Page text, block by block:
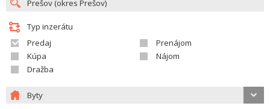
Typ inzerátu
Predaj
Prenájom
Kúpa
Nájom
Dražba
Byty